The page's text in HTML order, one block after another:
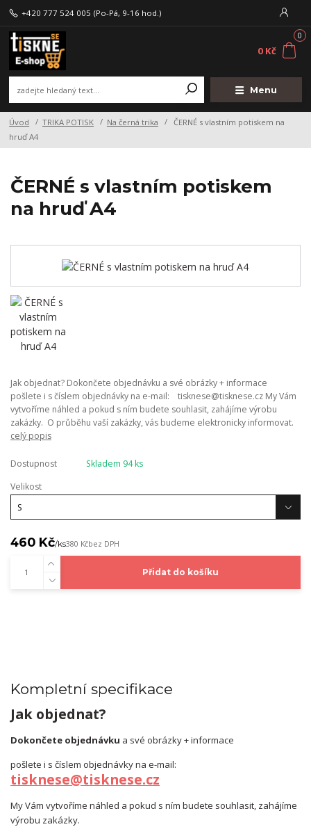
Menu
+420 777 524 005 (Po-Pá, 9-16 hod.)
0
0 Kč
Úvod TRIKA POTISK Na černá trika
ČERNÉ s vlastním potiskem na
hruď A4
ČERNÉ s vlastním potiskem
na hruď A4
Jak objednat? Dokončete objednávku a své obrázky + informace
pošlete i s číslem objednávky na e-mail: tisknese@tisknese.cz My Vám
vytvoříme náhled a pokud s ním budete souhlasit, zahájíme výrobu
zakázky. O průběhu vaší zakázky, vás budeme elektronicky informovat.
celý popis
Dostupnost
Skladem 94 ks
Velikost
460 Kč/ks380 Kčbez DPH
Přidat do košíku
Kompletní specifikace
Jak objednat?
Dokončete objednávku a své obrázky + informace
pošlete i s číslem objednávky na e-mail:
tisknese@tisknese.cz
My Vám vytvoříme náhled a pokud s ním budete souhlasit, zahájíme
výrobu zakázky.